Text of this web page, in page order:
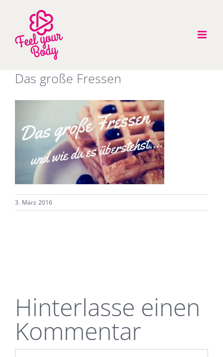
springen
Das große Fressen
3. März 2016
Hinterlasse einen
Kommentar